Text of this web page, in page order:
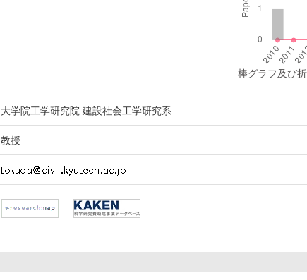
棒グラフ及び
大学院工学研究院 建設社会工学研究系
教授